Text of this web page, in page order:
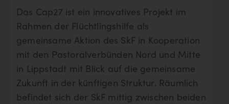
Das Cap27 ist ein innovatives Projekt im
Rahmen der Flüchtlingshilfe als
gemeinsame Aktion des SkF in Kooperation
mit den Pastoralverbünden Nord und Mitte
in Lippstadt mit Blick auf die gemeinsame
Zukunft in der künftigen Struktur. Räumlich
befindet sich der SkF mittig zwischen beiden